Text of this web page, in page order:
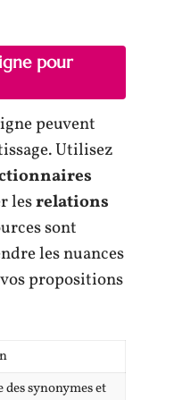
pour
peuvent
Utilisez
lesrelations
sont
les nuances
propositions
des synonymes et